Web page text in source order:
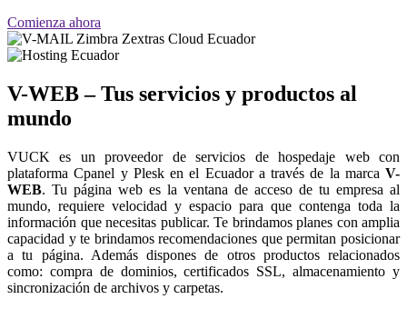
Comienza ahora
V-WEB – Tus servicios y productos al
mundo
VUCK es un proveedor de servicios de hospedaje web con
plataforma Cpanel y Plesk en el Ecuador a través de la marca V-
WEB. Tu página web es la ventana de acceso de tu empresa al
mundo, requiere velocidad y espacio para que contenga toda la
información que necesitas publicar. Te brindamos planes con amplia
capacidad y te brindamos recomendaciones que permitan posicionar
a tu página. Además dispones de otros productos relacionados
como: compra de dominios, certificados SSL, almacenamiento y
sincronización de archivos y carpetas.